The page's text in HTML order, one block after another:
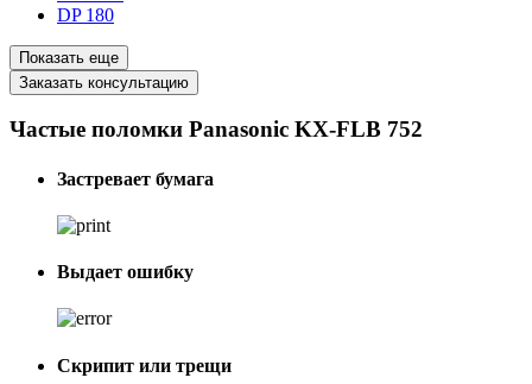
DP 180
Показать еще
Заказать консультацию
Частые поломки Panasonic KX-FLB 752
Застревает бумага
Выдает ошибку
Скрипит или трещи